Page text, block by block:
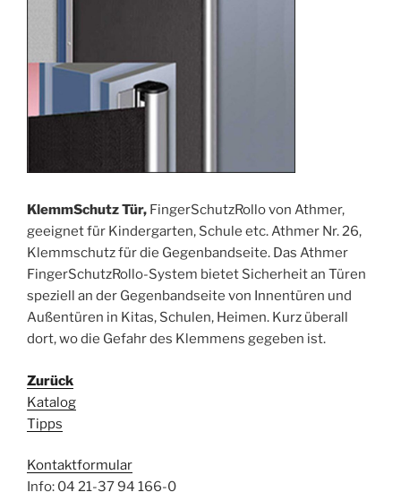
KlemmSchutz Tür, FingerSchutzRollo von Athmer,
geeignet für Kindergarten, Schule etc. Athmer Nr. 26,
Klemmschutz für die Gegenbandseite. Das Athmer
FingerSchutzRollo-System bietet Sicherheit an Türen
speziell an der Gegenbandseite von Innentüren und
Außentüren in Kitas, Schulen, Heimen. Kurz überall
dort, wo die Gefahr des Klemmens gegeben ist.
Zurück
Katalog
Tipps
Kontaktformular
Info: 04 21-37 94 166-0